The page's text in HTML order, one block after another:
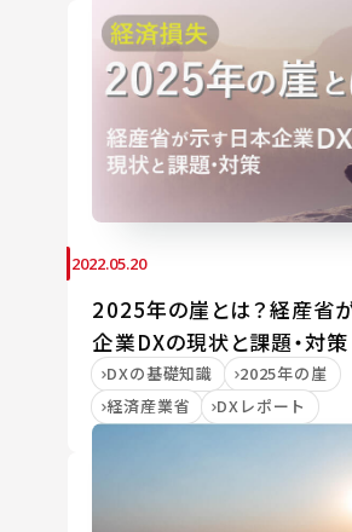
2022.05.20
2025年の崖とは？経産省
企業DXの現状と課題・対策
DXの基礎知識
2025年の崖
経済産業省
DXレポート